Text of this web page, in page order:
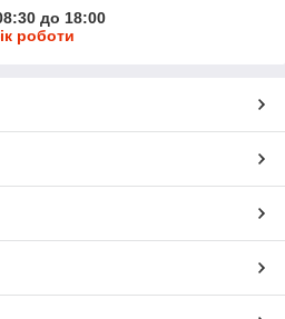
до 18:00
роботи